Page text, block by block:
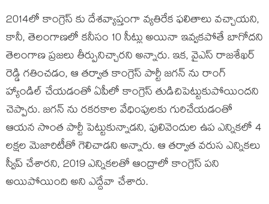
2014లో కాంగ్రెస్ కు దేశవ్యాప్తంగా వ్యతిరేక ఫలితాలు వచ్చాయని,
కానీ, తెలంగాణలో కనీసం 10 సీట్లు అయినా ఇవ్వకపోతే బాగోదని
తెలంగాణ ప్రజలు తీర్పునిచ్చారని అన్నారు. ఇక, వైఎస్ రాజశేఖర్
రెడ్డి గతించడం, ఆ తర్వాత కాంగ్రెస్ పార్టీ జగన్ ను రాంగ్
హ్యాండిల్ చేయడంతో ఏపీలో కాంగ్రెస్ తుడిచిపెట్టుకుపోయిందని
చెప్పారు. జగన్ ను రకరకాల వేధింపులకు గురిచేయడంతో
ఆయన సొంత పార్టీ పెట్టుకున్నాడని, పులివెందుల ఉప ఎన్నికలో 4
లక్షల మెజారిటీతో గెలిచాడని అన్నారు. ఆ తర్వాత వరుస ఎన్నికలు
స్వీప్ చేశారని, 2019 ఎన్నికలతో ఆంద్రాలో కాంగ్రెస్ పని
అయిపోయింది అని ఎద్దేవా చేశారు.